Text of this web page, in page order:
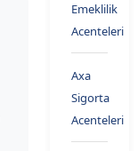
Emeklilik
Acenteleri
Axa
Sigorta
Acenteleri